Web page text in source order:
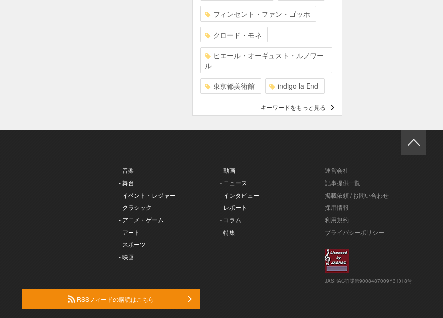
フィンセント・ファン・ゴッホ
クロード・モネ
ピエール・オーギュスト・ルノワー
ル
東京都美術館 indigo la End
キーワードをもっと見る
- 音楽
- 舞台
- イベント・レジャー
- クラシック
- アニメ・ゲーム
- アート
- スポーツ
- 映画
- 動画
- ニュース
- インタビュー
- レポート
- コラム
- 特集
運営会社
記事提供一覧
掲載依頼 / お問い合わせ
採用情報
利用規約
プライバシーポリシー
JASRAC許諾第9008487009Y31018号
RSSフィードの購読はこちら